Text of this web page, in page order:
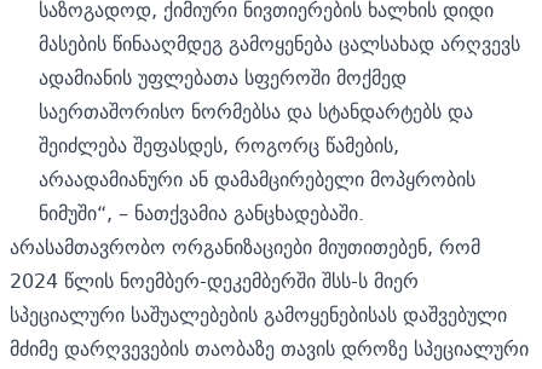
საზოგადოდ, ქიმიური ნივთიერების ხალხის დიდი
მასების წინააღმდეგ გამოყენება ცალსახად არღვევს
ადამიანის უფლებათა სფეროში მოქმედ
საერთაშორისო ნორმებსა და სტანდარტებს და
შეიძლება შეფასდეს, როგორც წამების,
არაადამიანური ან დამამცირებელი მოპყრობის
ნიმუში“, – ნათქვამია განცხადებაში.
არასამთავრობო ორგანიზაციები მიუთითებენ, რომ
2024 წლის ნოემბერ-დეკემბერში შსს-ს მიერ
სპეციალური საშუალებების გამოყენებისას დაშვებული
მძიმე დარღვევების თაობაზე თავის დროზე სპეციალური